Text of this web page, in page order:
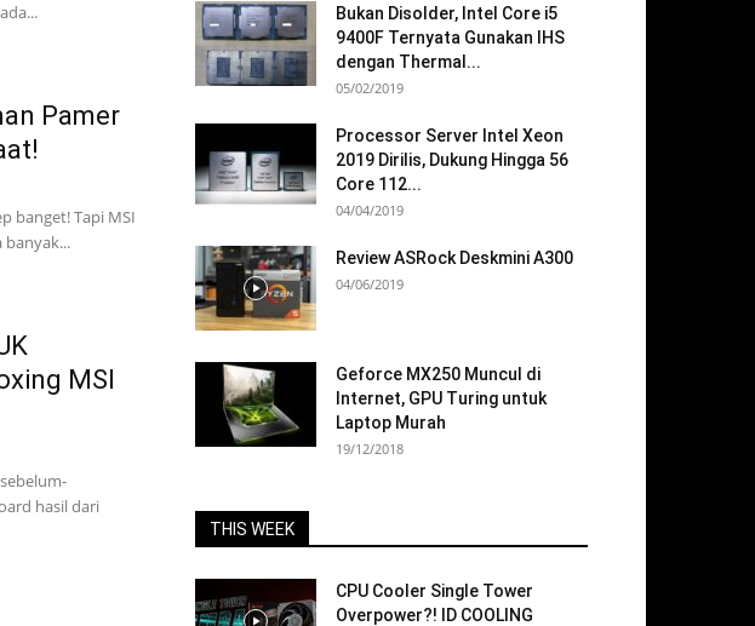
Pamer
banget! Tapi MSI
banyak...
MSI
hasil dari
Bukan Disolder, Intel Core i5
9400F Ternyata Gunakan IHS
dengan Thermal...
05/02/2019
Processor Server Intel Xeon
2019 Dirilis, Dukung Hingga 56
Core 112...
04/04/2019
Review ASRock Deskmini A300
04/06/2019
Geforce MX250 Muncul di
Internet, GPU Turing untuk
Laptop Murah
19/12/2018
THIS WEEK
CPU Cooler Single Tower
Overpower?! ID COOLING